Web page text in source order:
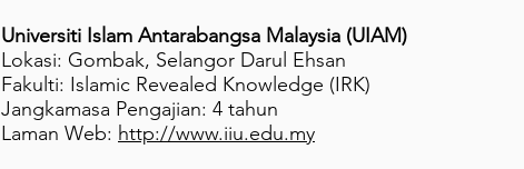
Universiti Islam Antarabangsa Malaysia (UIAM)
Lokasi: Gombak, Selangor Darul Ehsan
Fakulti: Islamic Revealed Knowledge (IRK)
Jangkamasa Pengajian: 4 tahun
Laman Web: http://www.iiu.edu.my